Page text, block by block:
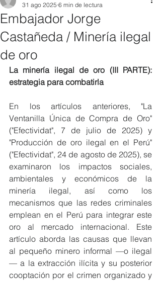
Embajador Jorge
Castañeda / Minería ilegal
de oro
31 ago 2025 6 min de lectura
La minería ilegal de oro (III PARTE):
estrategia para combatirla
En los artículos anteriores, "La
Ventanilla Única de Compra de Oro"
("Efectividat", 7 de julio de 2025) y
"Producción de oro ilegal en el Perú"
("Efectividat", 24 de agosto de 2025), se
examinaron los impactos sociales,
ambientales y económicos de la
minería ilegal, así como los
mecanismos que las redes criminales
emplean en el Perú para integrar este
oro al mercado internacional. Este
artículo aborda las causas que llevan
al pequeño minero informal —o ilegal
— a la extracción ilícita y su posterior
cooptación por el crimen organizado y